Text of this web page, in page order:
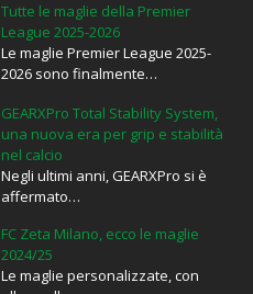
Tutte le maglie della Premier
League 2025-2026
Le maglie Premier League 2025-
2026 sono finalmente…
GEARXPro Total Stability System,
una nuova era per grip e stabilità
nel calcio
Negli ultimi anni, GEARXPro si è
affermato…
FC Zeta Milano, ecco le maglie
2024/25
Le maglie personalizzate, con